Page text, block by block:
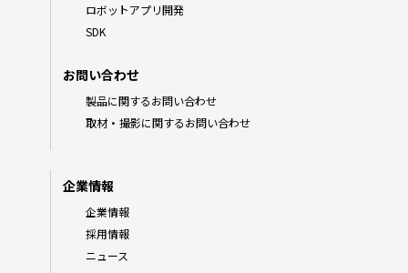
ロボットアプリ開発
SDK
お問い合わせ
製品に関するお問い合わせ
取材・撮影に関するお問い合わせ
企業情報
企業情報
採用情報
ニュース